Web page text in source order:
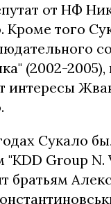
от НФ
Кроме того
(2002-
интересы
Сукало
Group N.
братьям